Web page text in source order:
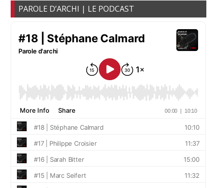
PAROLE D’ARCHI | LE PODCAST